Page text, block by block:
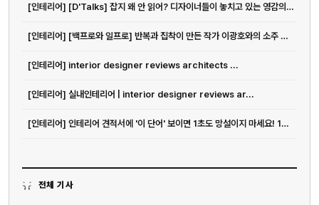
[인테리어] [D'Talks] 잡지 왜 안 읽어? 디자이너들이 놓치고 있는 영감의 원천
[인테리어] [백프로와 일프로] 반복과 집착이 만든 작가 이광호와의 소주 한 잔
[인테리어] interior designer reviews architects ...
[인테리어] 실내인테리어 | interior designer reviews ar...
[인테리어] 인테리어 견적서에 '이 단어' 보이면 1초도 망설이지 마세요! 10...
전체 기사